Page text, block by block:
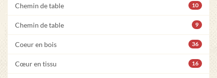
Chemin de table 10
Chemin de table 9
Coeur en bois 36
Cœur en tissu 16